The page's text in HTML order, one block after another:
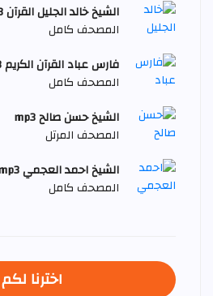
الشيخ خالد الجليل القرآن mp3
المصحف كامل
فارس عباد القرآن الكريم mp3
المصحف كامل
الشيخ حسن صالح mp3
المصحف المرتل
الشيخ احمد العجمي mp3
المصحف كامل
اخترنا لكم